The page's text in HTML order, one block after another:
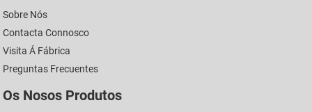
Sobre Nós
Contacta Connosco
Visita Á Fábrica
Preguntas Frecuentes
Os Nosos Produtos